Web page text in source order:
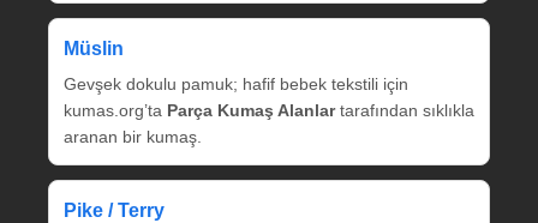
Müslin
Gevşek dokulu pamuk; hafif bebek tekstili için
kumas.org’ta Parça Kumaş Alanlartarafından sıklıkla
aranan bir kumaş.
Pike / Terry